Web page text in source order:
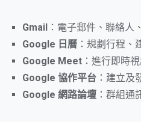
Gmail ：電子郵件、聯絡人
Google 日曆 ：規劃行程、
Google Meet ：進行即時
Google 協作平台 ：建立及
Google 網路論壇 ：群組通